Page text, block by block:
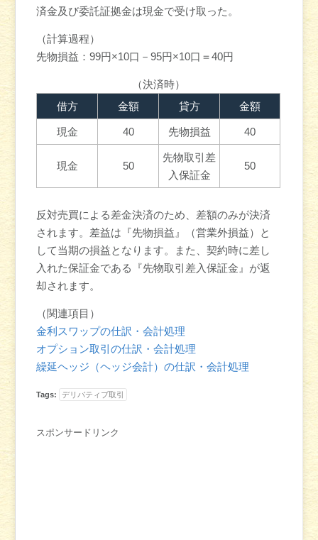
済金及び委託証拠金は現金で受け取った。
（計算過程）
先物損益：99円×10口－95円×10口＝40円
（決済時）
借方
金額 貸方 金額
現金 40 先物損益 40
現金 50
先物取引差
入保証金
50
反対売買による差金決済のため、差額のみが決済
されます。差益は『先物損益』（営業外損益）と
して当期の損益となります。また、契約時に差し
入れた保証金である『先物取引差入保証金』が返
却されます。
（関連項目）
金利スワップの仕訳・会計処理
オプション取引の仕訳・会計処理
繰延ヘッジ（ヘッジ会計）の仕訳・会計処理
Tags: デリバティブ取引
スポンサードリンク